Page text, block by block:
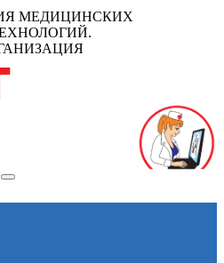
МЕДИЦИНСКИХ